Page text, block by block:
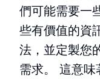
們可能需要一
些有價值的資
法，並定製您
需求。 這意味